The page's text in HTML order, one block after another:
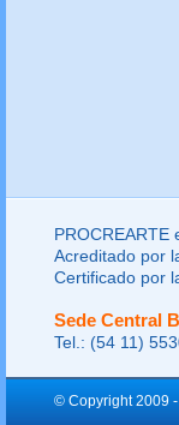
PROCREARTE
Acreditado por
Certificado por
Sede Central
Tel.: (54 11)
© Copyright 2009